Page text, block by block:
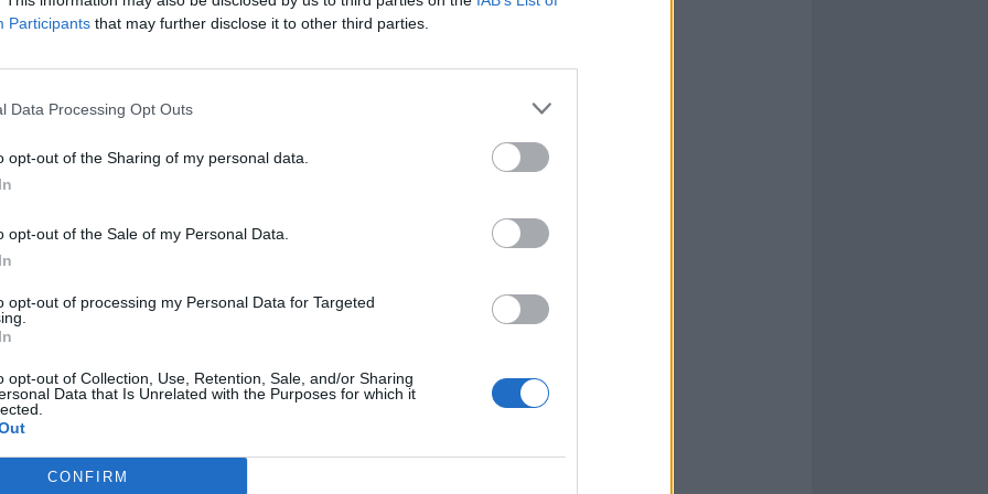
Participants that may further disclose it to other third parties.
Data Processing Opt Outs
opt-out of the Sharing of my personal data.
opt-out of the Sale of my Personal Data.
opt-out of processing my Personal Data for Targeted
opt-out of Collection, Use, Retention, Sale, and/or Sharing
Data that Is Unrelated with the Purposes for which it
CONFIRM
occhialuto cantante di "Dove si balla" già
aveva dimostrato di non avere peli sulla
in scaletta dopo iManeskin
ha scatenato la polemica sul televoto:
Repubblica".
Mahmood e Blanco